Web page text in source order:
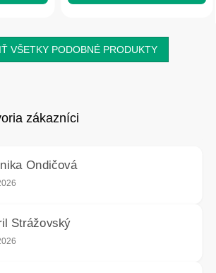
VŠETKY PODOBNÉ PRODUKTY
Ondičová
obchodu je 5 z 5 hviezdičiek.
Strážovský
obchodu je 5 z 5 hviezdičiek.